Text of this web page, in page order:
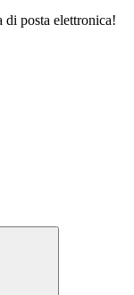
di posta elettronica!